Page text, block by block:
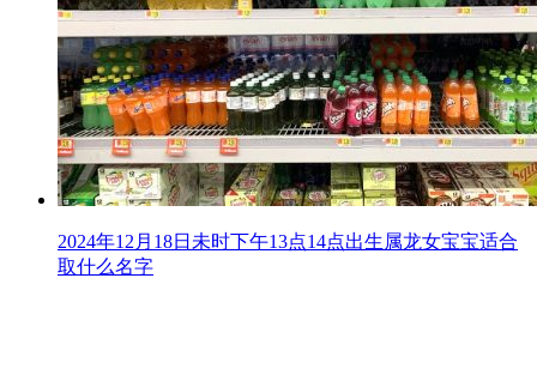
2024年12月18日未时下午13点14点出生属龙女宝宝适合
取什么名字